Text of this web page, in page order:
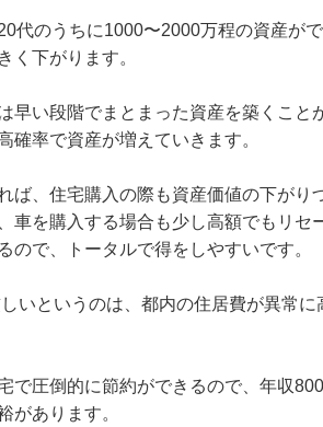
代のうちに1000〜2000万程の資産が
く下がります。
早い段階でまとまった資産を築くこと
確率で資産が増えていきます。
ば、住宅購入の際も資産価値の下がり
車を購入する場合も少し高額でもリセ
ので、トータルで得をしやすいです。
いというのは、都内の住居費が異常
で圧倒的に節約ができるので、年収
があります。